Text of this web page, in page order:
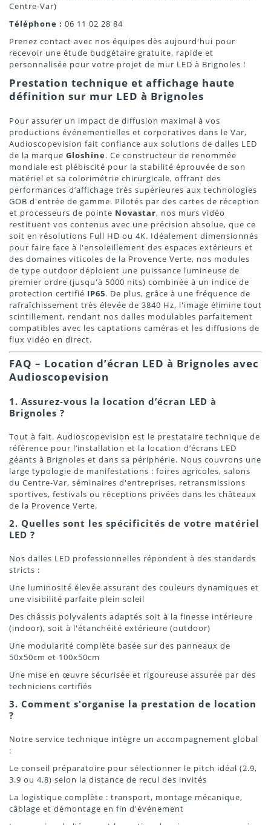
Centre-Var)
Téléphone : 06 11 02 28 84
Prenez contact avec nos équipes dès aujourd'hui pour
recevoir une étude budgétaire gratuite, rapide et
personnalisée pour votre projet de mur LED à Brignoles !
Prestation technique et affichage haute
définition sur mur LED à Brignoles
Pour assurer un impact de diffusion maximal à vos
productions événementielles et corporatives dans le Var,
Audioscopevision fait confiance aux solutions de dalles LED
de la marque Gloshine. Ce constructeur de renommée
mondiale est plébiscité pour la stabilité éprouvée de son
matériel et sa colorimétrie chirurgicale, offrant des
performances d’affichage très supérieures aux technologies
GOB d'entrée de gamme. Pilotés par des cartes de réception
et processeurs de pointe Novastar, nos murs vidéo
restituent vos contenus avec une précision absolue, que ce
soit en résolutions Full HD ou 4K. Idéalement dimensionnés
pour faire face à l'ensoleillement des espaces extérieurs et
des domaines viticoles de la Provence Verte, nos modules
de type outdoor déploient une puissance lumineuse de
premier ordre (jusqu'à 5000 nits) combinée à un indice de
protection certifié IP65. De plus, grâce à une fréquence de
rafraîchissement très élevée de 3840 Hz, l'image élimine tout
scintillement, rendant nos dalles modulables parfaitement
compatibles avec les captations caméras et les diffusions de
flux vidéo en direct.
FAQ – Location d’écran LED à Brignoles avec
Audioscopevision
1. Assurez-vous la location d’écran LED à
Brignoles ?
Tout à fait. Audioscopevision est le prestataire technique de
référence pour l’installation et la location d’écrans LED
géants à Brignoles et dans sa périphérie. Nous couvrons une
large typologie de manifestations : foires agricoles, salons
du Centre-Var, séminaires d'entreprises, retransmissions
sportives, festivals ou réceptions privées dans les châteaux
de la Provence Verte.
2. Quelles sont les spécificités de votre matériel
LED ?
Nos dalles LED professionnelles répondent à des standards
stricts :
Une luminosité élevée assurant des couleurs dynamiques et
une visibilité parfaite plein soleil
Des châssis polyvalents adaptés soit à la finesse intérieure
(indoor), soit à l'étanchéité extérieure (outdoor)
Une modularité complète basée sur des panneaux de
50x50cm et 100x50cm
Une mise en œuvre sécurisée et rigoureuse assurée par des
techniciens certifiés
3. Comment s'organise la prestation de location
?
Notre service technique intègre un accompagnement global
:
Le conseil préparatoire pour sélectionner le pitch idéal (2.9,
3.9 ou 4.8) selon la distance de recul des invités
La logistique complète : transport, montage mécanique,
câblage et démontage en fin d'événement